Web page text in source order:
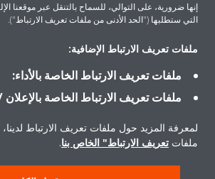
حلول
حول دايكن
إنها ضرورية، على التوالي، للسماح بالتنقل عبر موقعنا
التي ستطلبها ("الحد الأدنى من ملفات تعريف الارتباط").
ملفات تعريف الارتباط الإضافية:
ملفات تعريف الارتباط الخاصة بالأداء:
ملفات تعريف الارتباط الخاصة
لمعرفة المزيد حول ملفات تعريف الارتباط
ملفات تعريف الارتباط" الخاص بنا.